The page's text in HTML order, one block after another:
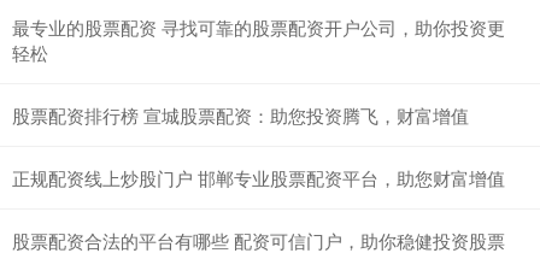
最专业的股票配资 寻找可靠的股票配资开户公司，助你投资更
轻松
股票配资排行榜 宣城股票配资：助您投资腾飞，财富增值
正规配资线上炒股门户 邯郸专业股票配资平台，助您财富增值
股票配资合法的平台有哪些 配资可信门户，助你稳健投资股票